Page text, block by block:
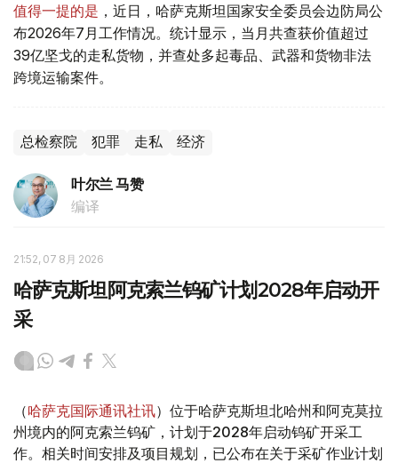
值得一提的是 ，近日，哈萨克斯坦国家安全委员会边防局公
布2026年7月工作情况。统计显示，当月共查获价值超过
39亿坚戈的走私货物，并查处多起毒品、武器和货物非法
跨境运输案件。
总检察院 犯罪 走私 经济
叶尔兰 马赞
编译
21:52, 07 8月 2026
哈萨克斯坦阿克索兰钨矿计划2028年启动开
采
（哈萨克国际通讯社讯）位于哈萨克斯坦北哈州和阿克莫拉
州境内的阿克索兰钨矿，计划于2028年启动钨矿开采工
作。相关时间安排及项目规划，已公布在关于采矿作业计划